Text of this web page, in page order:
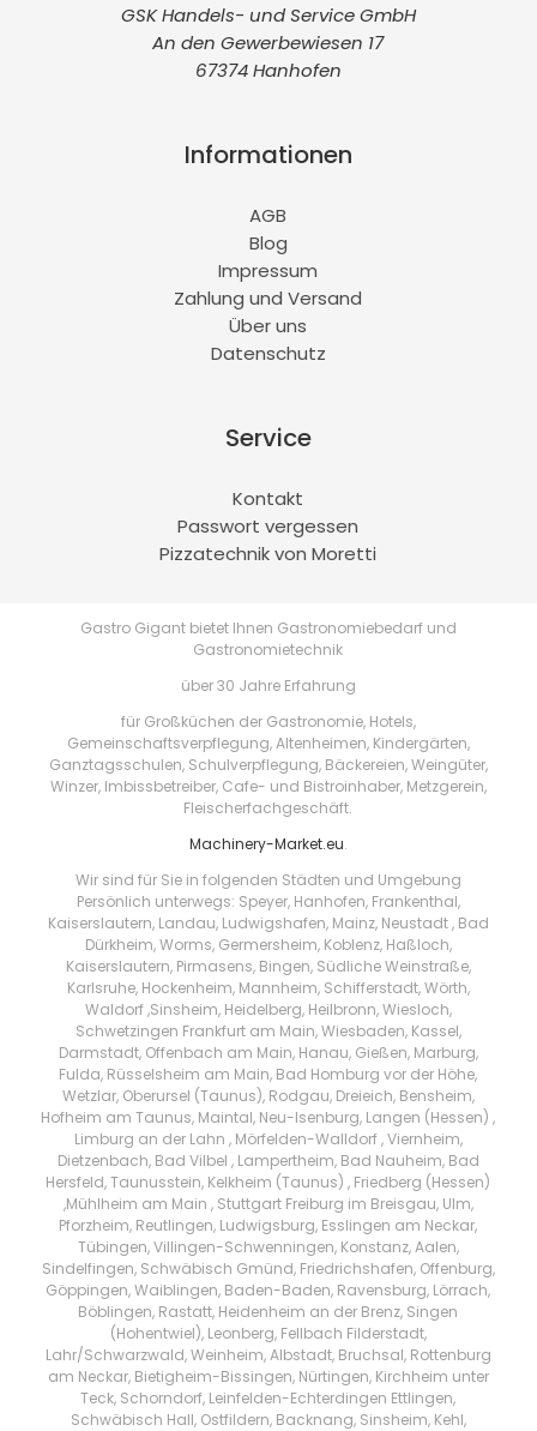
GSK Handels- und Service GmbH
An den Gewerbewiesen 17
67374 Hanhofen
Informationen
AGB
Blog
Impressum
Zahlung und Versand
Über uns
Datenschutz
Service
Kontakt
Passwort vergessen
Pizzatechnik von Moretti
Gastro Gigant bietet Ihnen Gastronomiebedarf und
Gastronomietechnik
über 30 Jahre Erfahrung
für Großküchen der Gastronomie, Hotels,
Gemeinschaftsverpflegung, Altenheimen, Kindergärten,
Ganztagsschulen, Schulverpflegung, Bäckereien, Weingüter,
Winzer, Imbissbetreiber, Cafe- und Bistroinhaber, Metzgerein,
Fleischerfachgeschäft.
Machinery-Market.eu.
Wir sind für Sie in folgenden Städten und Umgebung
Persönlich unterwegs: Speyer, Hanhofen, Frankenthal,
Kaiserslautern, Landau, Ludwigshafen, Mainz, Neustadt , Bad
Dürkheim, Worms, Germersheim, Koblenz, Haßloch,
Kaiserslautern, Pirmasens, Bingen, Südliche Weinstraße,
Karlsruhe, Hockenheim, Mannheim, Schifferstadt, Wörth,
Waldorf ,Sinsheim, Heidelberg, Heilbronn, Wiesloch,
Schwetzingen Frankfurt am Main, Wiesbaden, Kassel,
Darmstadt, Offenbach am Main, Hanau, Gießen, Marburg,
Fulda, Rüsselsheim am Main, Bad Homburg vor der Höhe,
Wetzlar, Oberursel (Taunus), Rodgau, Dreieich, Bensheim,
Hofheim am Taunus, Maintal, Neu-Isenburg, Langen (Hessen) ,
Limburg an der Lahn , Mörfelden-Walldorf , Viernheim,
Dietzenbach, Bad Vilbel , Lampertheim, Bad Nauheim, Bad
Hersfeld, Taunusstein, Kelkheim (Taunus) , Friedberg (Hessen)
,Mühlheim am Main , Stuttgart Freiburg im Breisgau, Ulm,
Pforzheim, Reutlingen, Ludwigsburg, Esslingen am Neckar,
Tübingen, Villingen-Schwenningen, Konstanz, Aalen,
Sindelfingen, Schwäbisch Gmünd, Friedrichshafen, Offenburg,
Göppingen, Waiblingen, Baden-Baden, Ravensburg, Lörrach,
Böblingen, Rastatt, Heidenheim an der Brenz, Singen
(Hohentwiel), Leonberg, Fellbach Filderstadt,
Lahr/Schwarzwald, Weinheim, Albstadt, Bruchsal, Rottenburg
am Neckar, Bietigheim-Bissingen, Nürtingen, Kirchheim unter
Teck, Schorndorf, Leinfelden-Echterdingen Ettlingen,
Schwäbisch Hall, Ostfildern, Backnang, Sinsheim, Kehl,